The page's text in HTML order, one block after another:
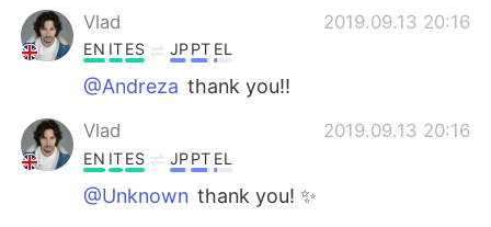
Türkçe
Português
Vlad 2019.09.13 20:16
EN ITES JPPT EL
@Andreza thank you!!
Vlad 2019.09.13 20:16
EN ITES JPPT EL
@Unknown thank you! ✨